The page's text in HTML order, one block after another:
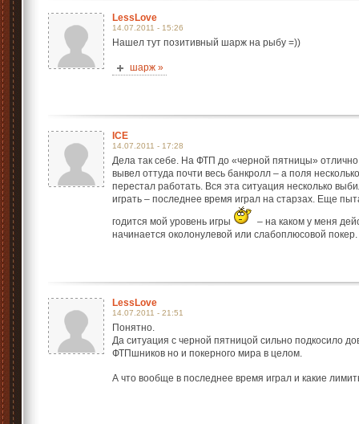
LessLove
14.07.2011 - 15:26
Нашел тут позитивный шарж на рыбу =))
шарж »
ICE
14.07.2011 - 17:28
Дела так себе. На ФТП до «черной пятницы»
вывел оттуда почти весь банкролл – а поля
перестал работать. Вся эта ситуация несколько
играть – последнее время играл на старзах. Еще
годится мой уровень игры
– на каком у меня
начинается околонулевой или слабоплюсовой покер.
LessLove
14.07.2011 - 21:51
Понятно.
Да ситуация с черной пятницой сильно подкосило
ФТПшников но и покерного мира в целом.
А что вообще в последнее время играл и какие